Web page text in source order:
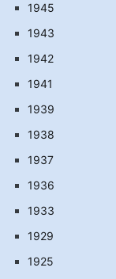
1945
1943
1942
1941
1939
1938
1937
1936
1933
1929
1925